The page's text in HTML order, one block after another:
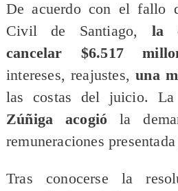
De acuerdo con el fallo
Civil de Santiago, la
cancelar $6.517
intereses, reajustes, una
las costas del juicio. La
Zúñiga
acogióla
remuneraciones
Tras conocerse la